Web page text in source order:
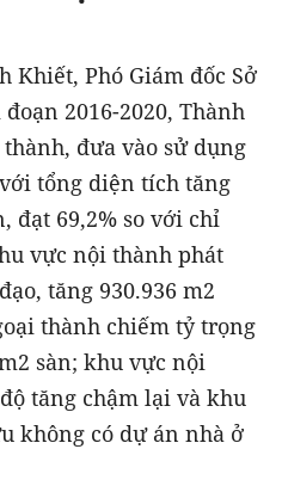
Khiết, Phó Giám đốc Sở
2016-2020, Thành
đưa vào sử dụng
tổng diện tích tăng
đạt 69,2% so với chỉ
vực nội thành phát
tăng 930.936 m2
thành chiếm tỷ trọng
sàn; khu vực nội
tăng chậm lại và khu
không có dự án nhà ở